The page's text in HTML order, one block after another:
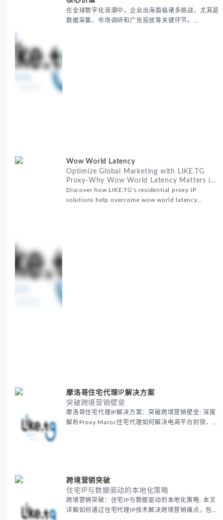
在全球数字化浪潮中，企业出海面临诸多挑战，尤其是
数据采集、市场调研和广告投放等关键环节。
Wow World Latency
Optimize Global Marketing with LIKE.TG
Proxy-Why Wow World Latency Matters in
Global Marketing
Discover how LIKE.TG's residential proxy IP
solutions help overcome wow world latency
摩洛哥住宅代理IP解决方案
突破跨境营销壁垒
摩洛哥住宅代理IP解决方案：突破跨境营销壁垒: 深度
解析Proxy Maroc住宅代理如何解决电商平台封锁、社
跨境营销突破
住宅IP与数据驱动的本地化策略
跨境营销突破：住宅IP与数据驱动的本地化策略: 本文
详解如何通过住宅代理IP技术解决跨境营销痛点，包括